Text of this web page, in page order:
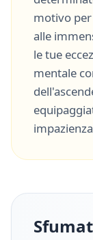
motivo
alle
le tue
mentale
impazienza